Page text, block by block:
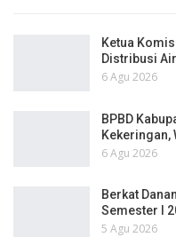
Ketua
Distribusi
6 Agu 2026
BPBD
Kekeringan,
6 Agu 2026
Berkat
Semester I
5 Agu 2026